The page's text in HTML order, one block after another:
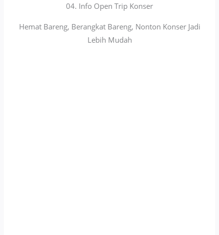
04. Info Open Trip Konser
Hemat Bareng, Berangkat Bareng, Nonton Konser Jadi
Lebih Mudah